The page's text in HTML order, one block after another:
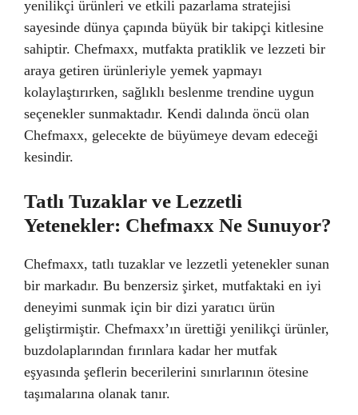
yenilikçi ürünleri ve etkili pazarlama stratejisi
sayesinde dünya çapında büyük bir takipçi kitlesine
sahiptir. Chefmaxx, mutfakta pratiklik ve lezzeti bir
araya getiren ürünleriyle yemek yapmayı
kolaylaştırırken, sağlıklı beslenme trendine uygun
seçenekler sunmaktadır. Kendi dalında öncü olan
Chefmaxx, gelecekte de büyümeye devam edeceği
kesindir.
Tatlı Tuzaklar ve Lezzetli
Yetenekler: Chefmaxx Ne Sunuyor?
Chefmaxx, tatlı tuzaklar ve lezzetli yetenekler sunan
bir markadır. Bu benzersiz şirket, mutfaktaki en iyi
deneyimi sunmak için bir dizi yaratıcı ürün
geliştirmiştir. Chefmaxx’ın ürettiği yenilikçi ürünler,
buzdolaplarından fırınlara kadar her mutfak
eşyasında şeflerin becerilerini sınırlarının ötesine
taşımalarına olanak tanır.